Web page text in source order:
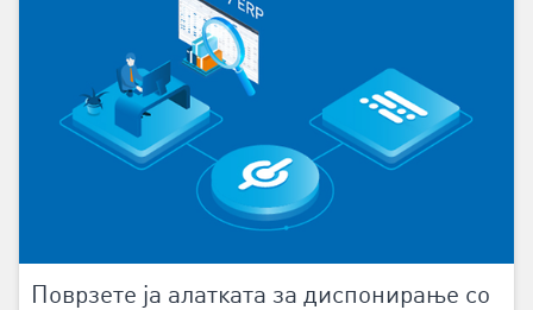
Поврзете ја алатката за диспонирање со